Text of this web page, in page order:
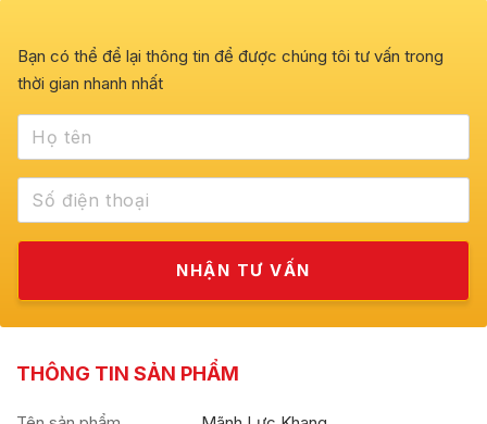
Bạn có thể để lại thông tin để được chúng tôi tư vấn trong
thời gian nhanh nhất
THÔNG TIN SẢN PHẨM